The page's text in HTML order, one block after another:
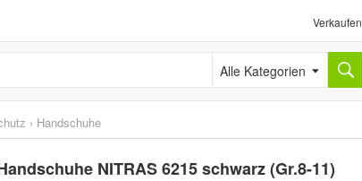
Verkaufen
Alle Kategorien
› Handschuhe
NITRAS 6215 schwarz (Gr.8-11)